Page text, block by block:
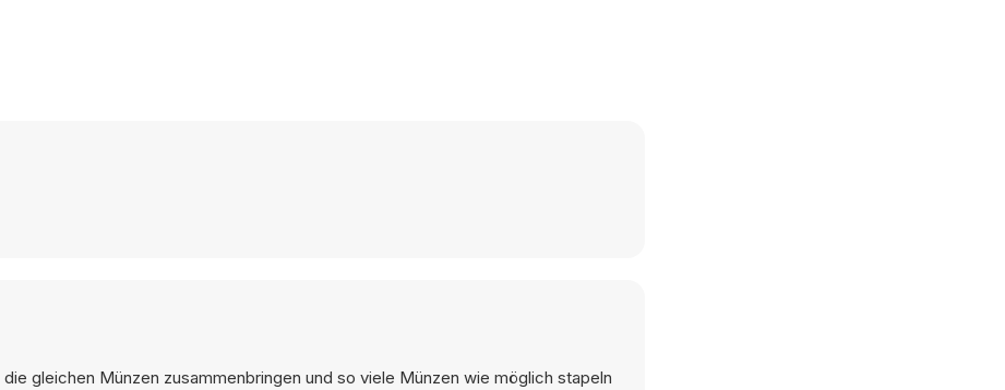
gleichen Münzen zusammenbringen und so viele Münzen wie möglich stapeln